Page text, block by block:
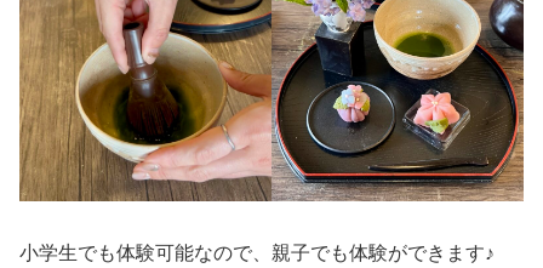
小学生でも体験可能なので、親子でも体験ができます♪